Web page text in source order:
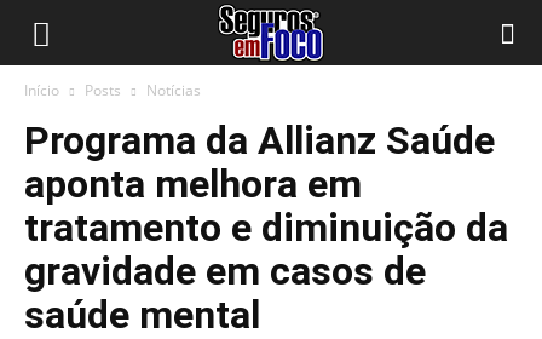
Início Posts Notícias
Programa da Allianz Saúde
aponta melhora em
tratamento e diminuição da
gravidade em casos de
saúde mental